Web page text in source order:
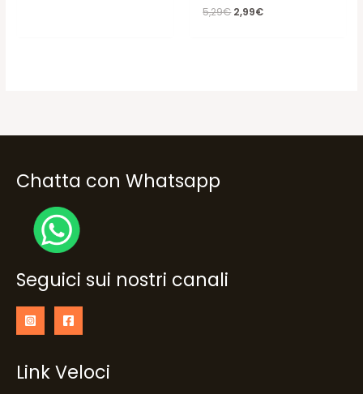
5,29€ Il
2,99€Il
Chatta con Whatsapp
Seguici sui nostri canali
Link Veloci